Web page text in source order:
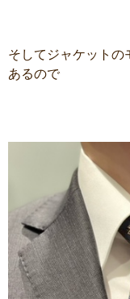
そしてジャケットの
あるので